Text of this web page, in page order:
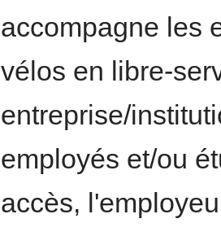
accompagne les
vélos en libre-
entreprise/
employés et/ou
accès,